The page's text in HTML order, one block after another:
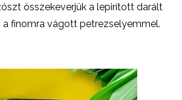
összekeverjük a lepirított darált
a finomra vágott petrezselyemmel.